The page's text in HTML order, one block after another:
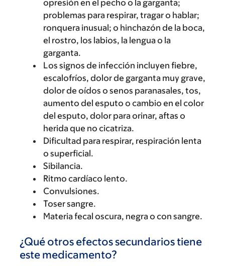
opresión en el pecho o la garganta;
problemas para respirar, tragar o hablar;
ronquera inusual; o hinchazón de la boca,
el rostro, los labios, la lengua o la
garganta.
Los signos de infección incluyen fiebre,
escalofríos, dolor de garganta muy grave,
dolor de oídos o senos paranasales, tos,
aumento del esputo o cambio en el color
del esputo, dolor para orinar, aftas o
herida que no cicatriza.
Dificultad para respirar, respiración lenta
o superficial.
Sibilancia.
Ritmo cardíaco lento.
Convulsiones.
Toser sangre.
Materia fecal oscura, negra o con sangre.
¿Qué otros efectos secundarios tiene
este medicamento?